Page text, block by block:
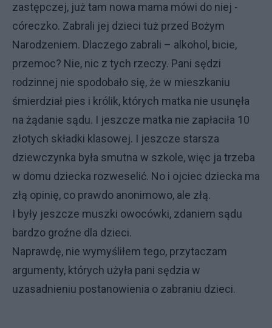
zastępczej, już tam nowa mama mówi do niej -
córeczko. Zabrali jej dzieci tuż przed Bożym
Narodzeniem. Dlaczego zabrali – alkohol, bicie,
przemoc? Nie, nic z tych rzeczy. Pani sędzi
rodzinnej nie spodobało się, że w mieszkaniu
śmierdział pies i królik, których matka nie usunęła
na żądanie sądu. I jeszcze matka nie zapłaciła 10
złotych składki klasowej. I jeszcze starsza
dziewczynka była smutna w szkole, więc ja trzeba
w domu dziecka rozweselić. No i ojciec dziecka ma
złą opinię, co prawdo anonimowo, ale złą.
I były jeszcze muszki owocówki, zdaniem sądu
bardzo groźne dla dzieci.
Naprawdę, nie wymyśliłem tego, przytaczam
argumenty, których użyła pani sędzia w
uzasadnieniu postanowienia o zabraniu dzieci.